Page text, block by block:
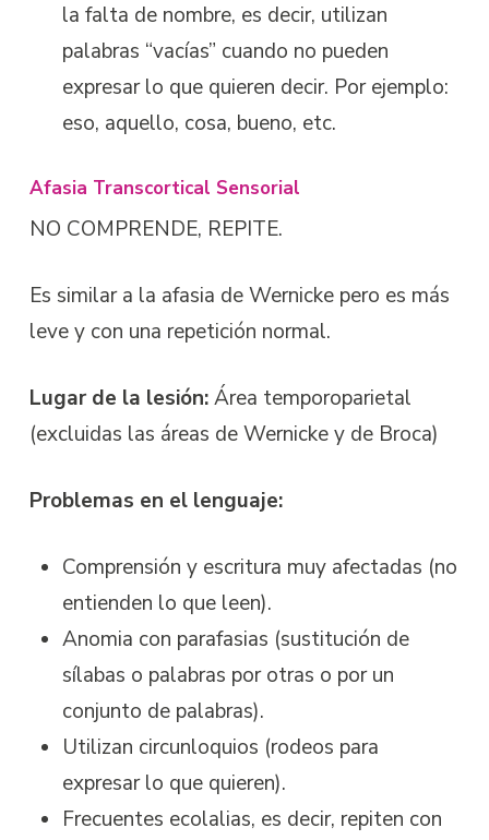
la falta de nombre, es decir, utilizan
palabras “vacías” cuando no pueden
expresar lo que quieren decir. Por ejemplo:
eso, aquello, cosa, bueno, etc.
Afasia Transcortical Sensorial
NO COMPRENDE, REPITE.
Es similar a la afasia de Wernicke pero es más
leve y con una repetición normal.
Lugar de la lesión:Área temporoparietal
(excluidas las áreas de Wernicke y de Broca)
Problemas en el lenguaje:
Comprensión y escritura muy afectadas (no
entienden lo que leen).
Anomia con parafasias (sustitución de
sílabas o palabras por otras o por un
conjunto de palabras).
Utilizan circunloquios (rodeos para
expresar lo que quieren).
Frecuentes ecolalias, es decir, repiten con